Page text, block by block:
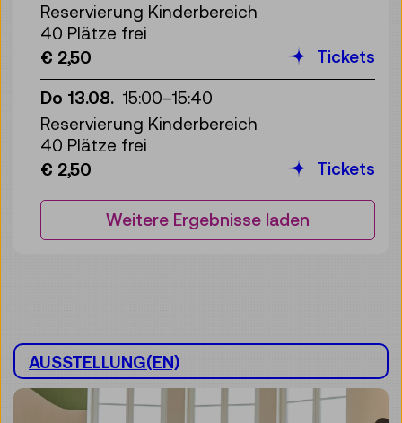
Reservierung Kinderbereich
40 Plätze frei
€ 2,50
Tickets
Do 13.08. 15:00–15:40
Reservierung Kinderbereich
40 Plätze frei
€ 2,50
Tickets
Weitere Ergebnisse laden
AUSSTELLUNG(EN)